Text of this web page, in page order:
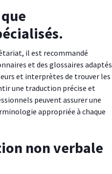
il est recommandé
et des glossaires adaptés
et interprètes de trouver les
une traduction précise et
peuvent assurer une
appropriée à chaque
non verbale